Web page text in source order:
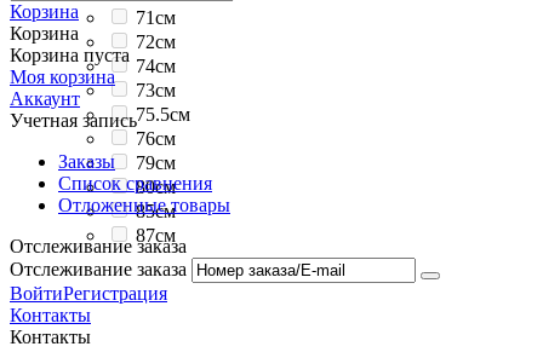
71см
72см
74см
73см
75.5см
76см
79см
80см
85см
87см
Корзина
Корзина
Корзина пуста
Моя корзина
Аккаунт
Учетная запись
Заказы
Список сравнения
Отложенные товары
Отслеживание заказа
Отслеживание заказа
ВойтиРегистрация
Контакты
Контакты